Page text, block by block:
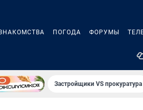
ПОГОДА ФОРУМЫ
Застройщики VS прокуратура